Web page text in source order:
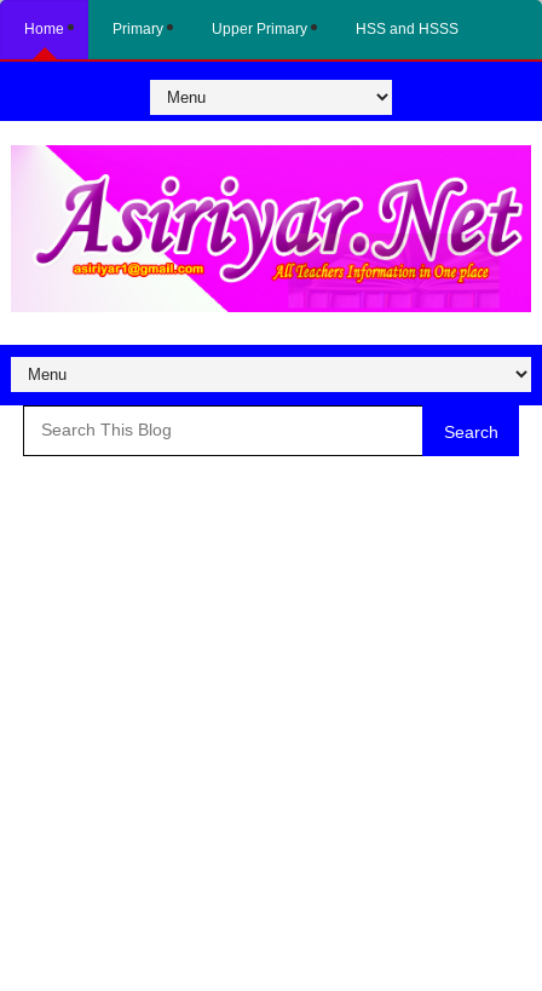
Home Primary Upper Primary HSS and HSSS
Search